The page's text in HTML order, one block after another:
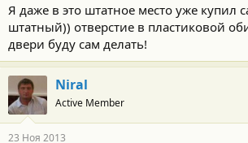
Я даже в это штатное место уже купил
штатный)) отверстие в пластиковой
двери буду сам делать!
Niral
Active Member
23 Ноя 2013